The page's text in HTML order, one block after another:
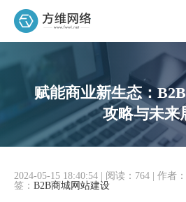
赋能商业新生态：
攻略与未来
2024-05-15 18:40:54 阅读：764 作者
签： B2B商城网站建设